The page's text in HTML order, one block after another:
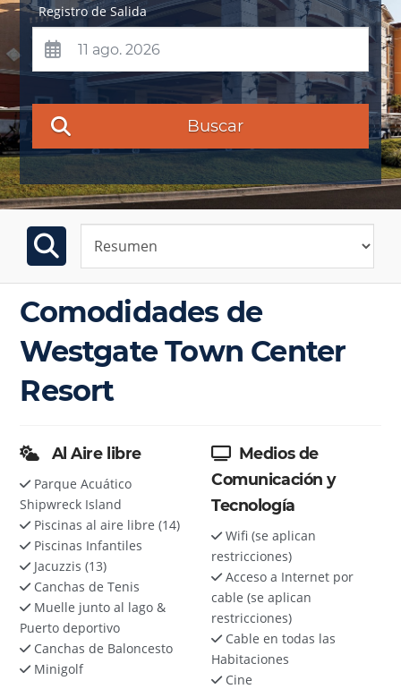
Registro de Salida
Buscar
Comodidades de
Westgate Town Center
Resort
Al Aire libre
Parque Acuático
Shipwreck Island
Piscinas al aire libre (14)
Piscinas Infantiles
Jacuzzis (13)
Canchas de Tenis
Muelle junto al lago &
Puerto deportivo
Canchas de Baloncesto
Minigolf
Medios de
Comunicación y
Tecnología
Wifi (se aplican
restricciones)
Acceso a Internet por
cable (se aplican
restricciones)
Cable en todas las
Habitaciones
Cine